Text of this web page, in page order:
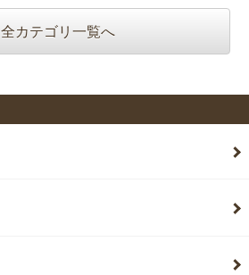
全カテゴリ一覧へ